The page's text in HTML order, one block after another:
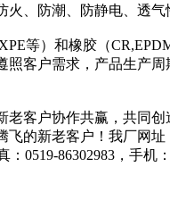
、防潮、防静电、透气
等）和橡胶（
照客户需求，产品生产
客户协作共赢，共同创
的新老客户！我厂网址
：0519-86302983，手机